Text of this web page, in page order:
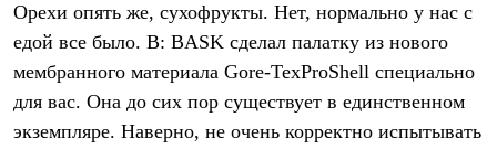
Орехи опять же, сухофрукты. Нет, нормально у нас с
едой все было. В: BASK сделал палатку из нового
мембранного материала Gore-TexProShell специально
для вас. Она до сих пор существует в единственном
экземпляре. Наверно, не очень корректно испытывать